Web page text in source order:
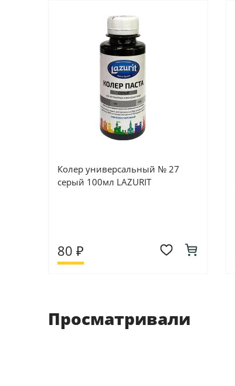
Колер универсальный № 27
серый 100мл LAZURIT
80 ₽
Просматривали